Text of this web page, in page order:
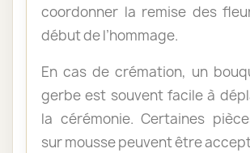
coordonner la remise des
début de l’hommage.
En cas de crémation, un
gerbe est souvent facile à
la cérémonie. Certaines
sur mousse peuvent être